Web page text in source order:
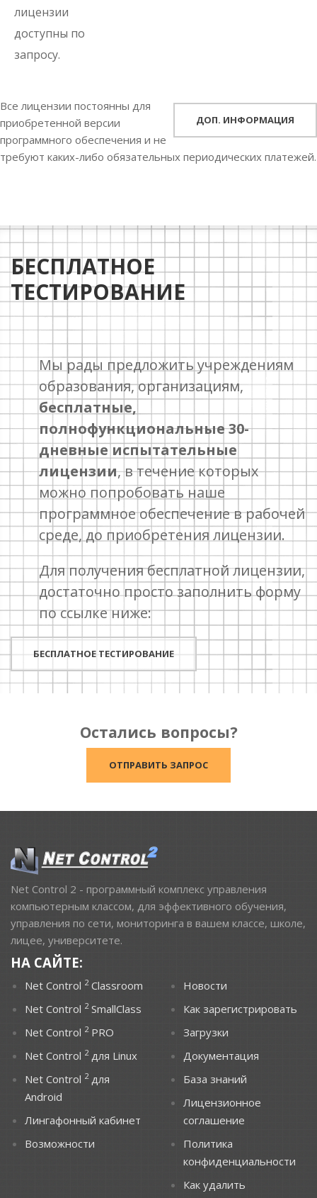
лицензии
доступны по
запросу.
ДОП. ИНФОРМАЦИЯ
Все лицензии постоянны для
приобретенной версии
программного обеспечения и не
требуют каких-либо обязательных периодических платежей.
БЕСПЛАТНОЕ
ТЕСТИРОВАНИЕ
Мы рады предложить учреждениям
образования, организациям,
бесплатные,
полнофункциональные 30-
дневные испытательные
лицензии, в течение которых
можно попробовать наше
программное обеспечение в рабочей
среде, до приобретения лицензии.
Для получения бесплатной лицензии,
достаточно просто заполнить форму
по ссылке ниже:
БЕСПЛАТНОЕ ТЕСТИРОВАНИЕ
Остались вопросы?
ОТПРАВИТЬ ЗАПРОС
Net Control 2 - программный комплекс управления
компьютерным классом, для эффективного обучения,
управления по сети, мониторинга в вашем классе, школе,
лицее, университете.
НА САЙТЕ:
Net Control 2Classroom
Net Control 2SmallClass
Net Control 2PRO
Net Control 2для Linux
Net Control 2для
Android
Лингафонный кабинет
Возможности
Новости
Как зарегистрировать
Загрузки
Документация
База знаний
Лицензионное
соглашение
Политика
конфиденциальности
Как удалить